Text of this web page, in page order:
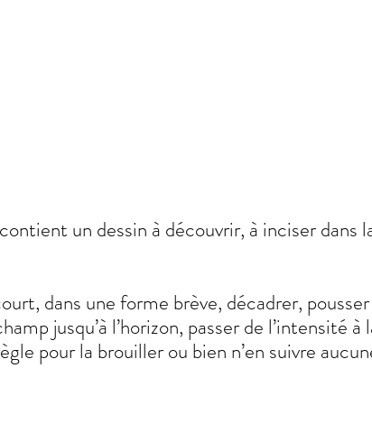
un dessin à découvrir, à inciser dans
dans une forme brève, décadrer,
jusqu’à l’horizon, passer de l’intensité
pour la brouiller ou bien n’en suivre